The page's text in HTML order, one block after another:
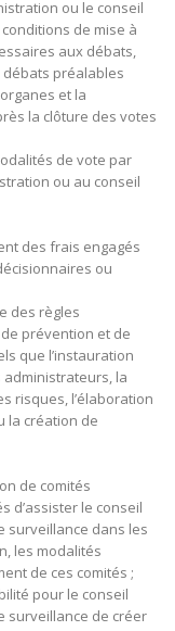
ou le conseil
de mise à
aux débats,
débats préalables
et la
la clôture des votes
de vote par
ou au conseil
des frais engagés
ou
des règles
prévention et de
que l’instauration
administrateurs, la
risques, l’élaboration
la création de
de comités
d’assister le conseil
surveillance dans les
les modalités
de ces comités ;
pour le conseil
surveillance de créer